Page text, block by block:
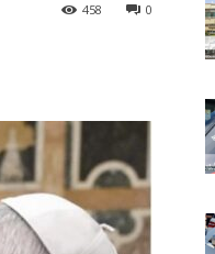
0
458